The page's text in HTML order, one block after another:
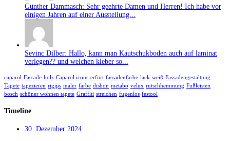
Günther Dammasch: Sehr geehrte Damen und Herren! Ich habe vor
einigen Jahren auf einer Ausstellung...
Sevinc Dilber: Hallo, kann man Kautschukboden auch auf laminat
verlegen?? und welchen kleber so...
caparol Fassade holz Caparol icons erfurt fassadenfarbe lack weiß Fassadengestaltung
Tapete tapezieren rigips maler farbe disbon metabo velux rutschhemmung Fußleisten
bosch schöner wohnen tapete Graffiti streichen fugenlos festool
Timeline
30. Dezember 2024